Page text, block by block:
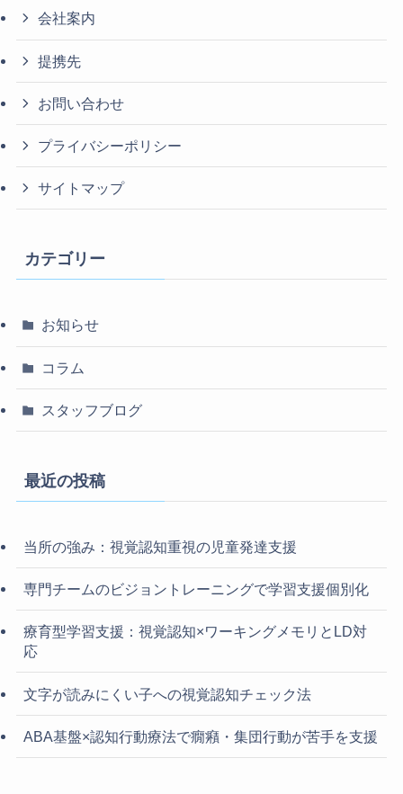
会社案内
提携先
お問い合わせ
プライバシーポリシー
サイトマップ
カテゴリー
お知らせ
コラム
スタッフブログ
最近の投稿
当所の強み：視覚認知重視の児童発達支援
専門チームのビジョントレーニングで学習支援個別化
療育型学習支援：視覚認知×ワーキングメモリとLD対
応
文字が読みにくい子への視覚認知チェック法
ABA基盤×認知行動療法で癇癪・集団行動が苦手を支援